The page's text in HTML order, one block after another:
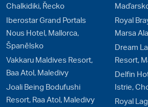
Chalkidiki, Řecko
Iberostar Grand Portals
Nous Hotel, Mallorca,
Španělsko
Vakkaru Maldives Resort,
Baa Atol, Maledivy
Joali Being Bodufushi
Resort, Raa Atol, Maledivy
Royal
Marsa
Dream
Resort,
Delfin
Istrie,
Royal